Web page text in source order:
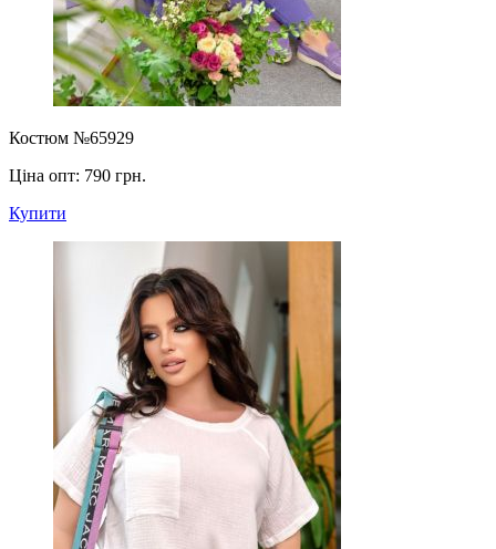
Костюм №65929
Ціна опт: 790 грн.
Купити